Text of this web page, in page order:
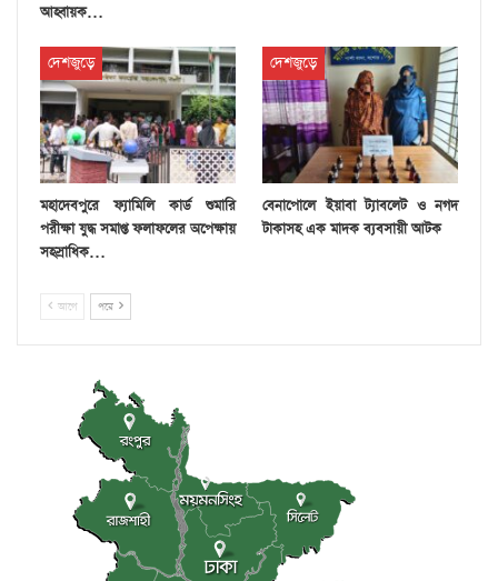
আহ্বায়ক…
দেশজুড়ে
মহাদেবপুরে ফ্যামিলি কার্ড শুমারি
পরীক্ষা যুদ্ধ সমাপ্ত ফলাফলের অপেক্ষায়
সহস্রাধিক…
দেশজুড়ে
বেনাপোলে ইয়াবা ট্যাবলেট ও নগদ
টাকাসহ এক মাদক ব্যবসায়ী আটক
আগে পরে